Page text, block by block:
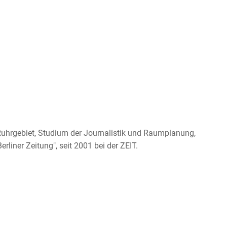
Studium der Journalistik und Raumplanung,
Zeitung", seit 2001 bei der ZEIT.